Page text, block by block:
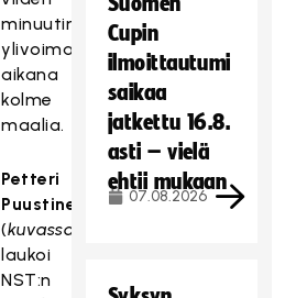
minuutin
ylivoiman
aikana
kolme
maalia.
Petteri
Puustinen
(kuvassa
laukoi
NST:n
Cupin
ilmoittautumi
saikaa
jatkettu 16.8.
asti – vielä
ehtii mukaan
07.08.2026